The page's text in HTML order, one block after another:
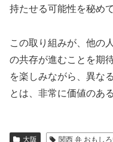
持たせる可能性を秘め
この取り組みが、他の
の共存が進むことを期
を楽しみながら、異な
とは、非常に価値のあ
大阪 関西 弁 おもし